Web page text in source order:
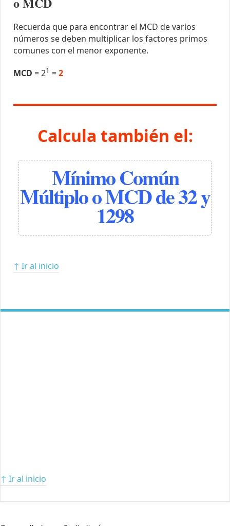
Recuerda que para encontrar el MCD de varios
números se deben multiplicar los factores primos
comunes con el menor exponente.
MCD = 21 =2
Calcula también el:
Mínimo Común
Múltiplo o MCD de 32 y
1298
↑ Ir al inicio
↑ Ir al inicio